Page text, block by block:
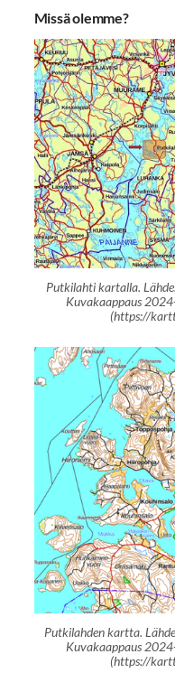
Missä olemme?
Putkilahti kartalla.
Kuvakaappaus
(https://
Putkilahden kartta.
Kuvakaappaus
(https://